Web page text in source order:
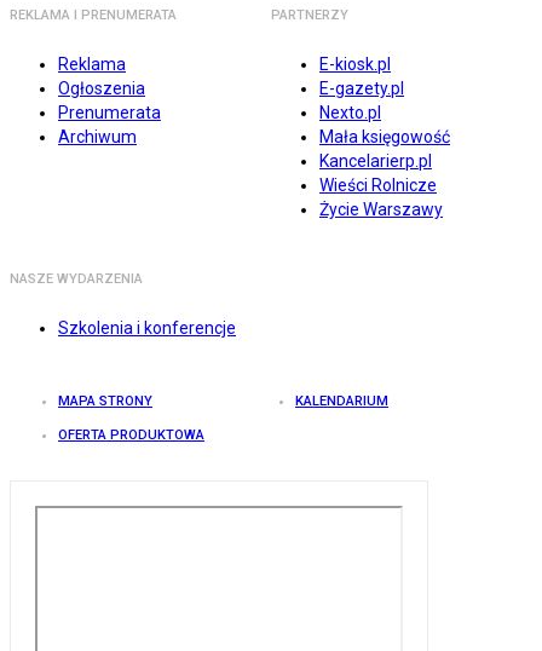
REKLAMA I PRENUMERATA
Reklama
Ogłoszenia
Prenumerata
Archiwum
PARTNERZY
E-kiosk.pl
E-gazety.pl
Nexto.pl
Mała księgowość
Kancelarierp.pl
Wieści Rolnicze
Życie Warszawy
NASZE WYDARZENIA
Szkolenia i konferencje
MAPA STRONY KALENDARIUM
OFERTA PRODUKTOWA